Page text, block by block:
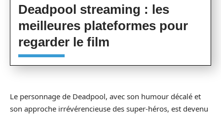
Deadpool streaming : les
meilleures plateformes pour
regarder le film
Le personnage de Deadpool, avec son humour décalé et
son approche irrévérencieuse des super-héros, est devenu